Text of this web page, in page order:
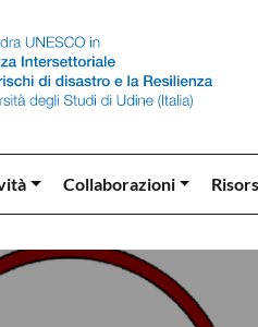
Collaborazioni